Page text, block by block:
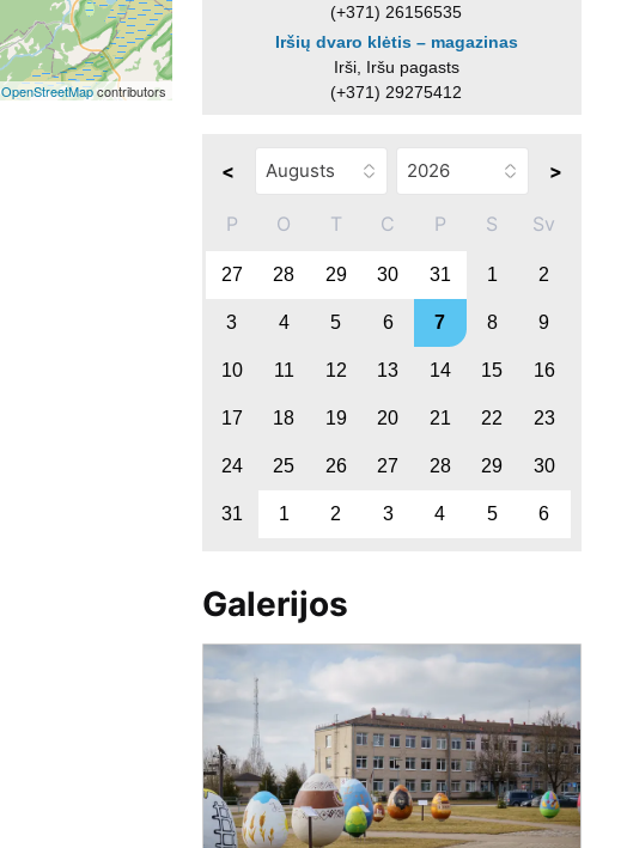
OpenStreetMapcontributors
(+371) 26156535
Iršių dvaro klėtis – magazinas
Irši, Iršu pagasts
(+371) 29275412
< >
P O T C P S Sv
27 28 29 30 31 1 2
3 4 5 6 7 8 9
10 11 12 13 14 15 16
17 18 19 20 21 22 23
24 25 26 27 28 29 30
31 1 2 3 4 5 6
Galerijos